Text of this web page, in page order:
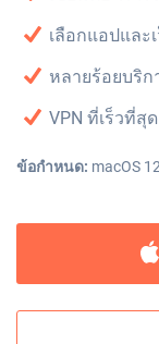
เลือกแอปและ
หลายร้อยบริก
VPN ที่เร็วที่สุด
ข้อกำหนด: macOS